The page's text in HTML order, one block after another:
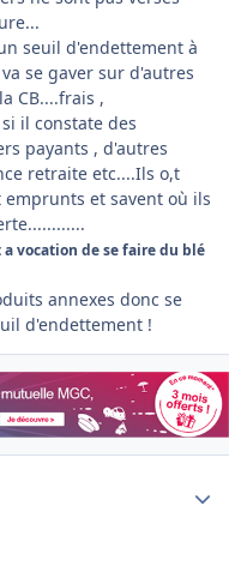
seuil d'endettement à
se gaver sur d'autres
CB....frais ,
il constate des
payants , d'autres
retraite etc....Ils o,t
et savent où ils
vocation de se faire du blé
annexes donc se
d'endettement !